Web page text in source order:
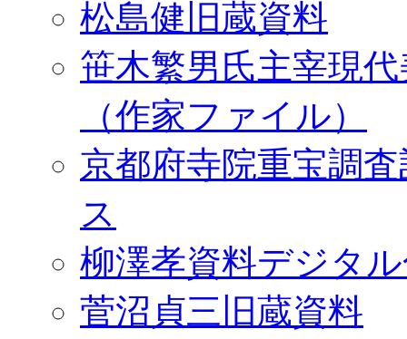
松島健旧蔵資料
笹木繁男氏主宰現
（作家ファイル）
京都府寺院重宝調
ス
柳澤孝資料デジタ
菅沼貞三旧蔵資料